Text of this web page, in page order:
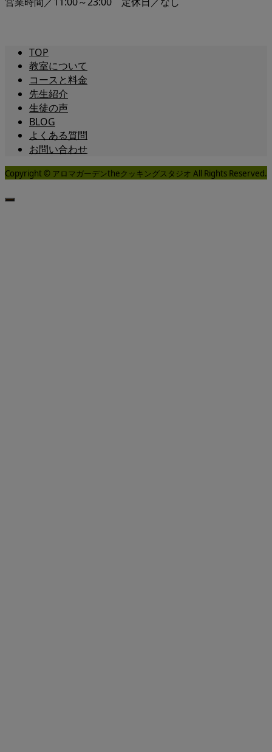
TOP
教室について
コースと料金
先生紹介
生徒の声
BLOG
よくある質問
お問い合わせ
Copyright © アロマガーデンtheクッキングスタジオ All Rights Reserved.